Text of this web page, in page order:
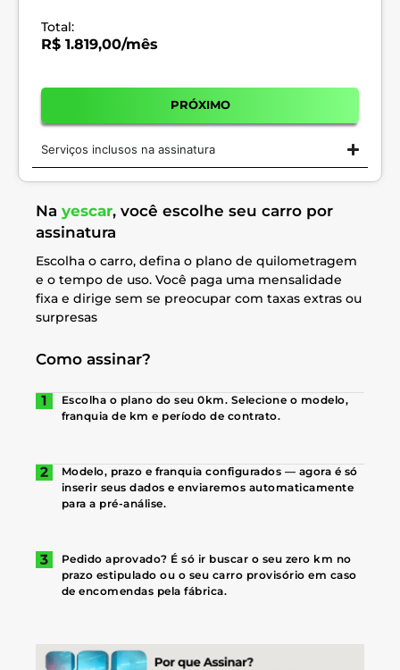
Total:
R$ 1.819,00/mês
PRÓXIMO
Serviços inclusos na assinatura
Na yescar, você escolhe seu carro por
assinatura
Escolha o carro, defina o plano de quilometragem
e o tempo de uso. Você paga uma mensalidade
fixa e dirige sem se preocupar com taxas extras ou
surpresas
Como assinar?
Escolha o plano do seu 0km. Selecione o modelo,
franquia de km e período de contrato.
Modelo, prazo e franquia configurados — agora é só
inserir seus dados e enviaremos automaticamente
para a pré-análise.
Pedido aprovado? É só ir buscar o seu zero km no
prazo estipulado ou o seu carro provisório em caso
de encomendas pela fábrica.